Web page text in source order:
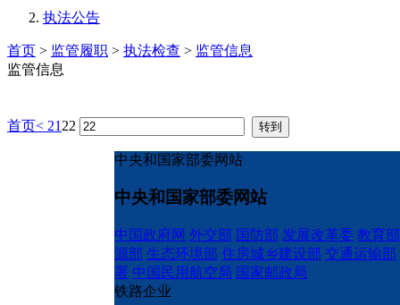
执法公告
首页 > 监管履职 > 执法检查 > 监管信息
监管信息
首页< 21 22
中央和国家部委网站
中央和国家部委网站
中国政府网 外交部 国防部 发展改革委 教育部
源部 生态环境部 住房城乡建设部 交通运输部
署 中国民用航空局 国家邮政局
铁路企业